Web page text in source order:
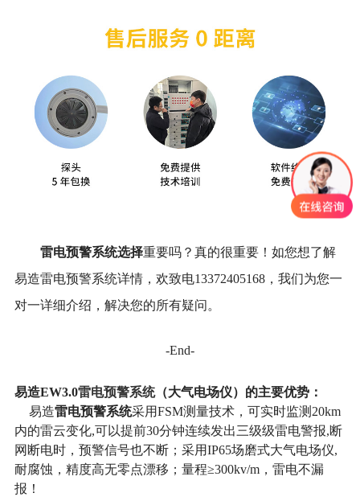
雷电预警系统选择重要吗？真的很重要！如您想了解
易造雷电预警系统详情，欢致电13372405168，我们为您一
对一详细介绍，解决您的所有疑问。
-End-
易造EW3.0雷电预警系统（大气电场仪） 的主要优势：
易造雷电预警系统采用FSM测量技术，可实时监测20km
内的雷云变化,可以提前30分钟连续发出三级级雷电警报,断
网断电时，预警信号也不断；采用IP65场磨式大气电场仪,
耐腐蚀，精度高无零点漂移；量程≥300kv/m，雷电不漏
报！